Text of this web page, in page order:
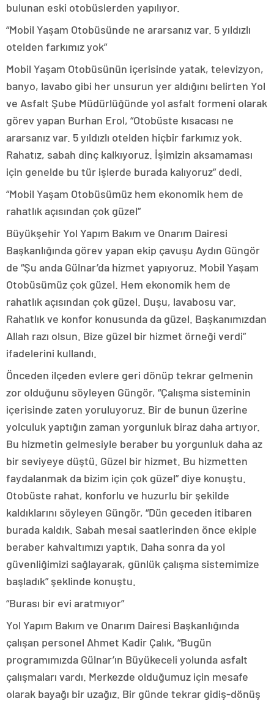
bulunan eski otobüslerden yapılıyor.
“Mobil Yaşam Otobüsünde ne ararsanız var. 5 yıldızlı
otelden farkımız yok”
Mobil Yaşam Otobüsünün içerisinde yatak, televizyon,
banyo, lavabo gibi her unsurun yer aldığını belirten Yol
ve Asfalt Şube Müdürlüğünde yol asfalt formeni olarak
görev yapan Burhan Erol, “Otobüste kısacası ne
ararsanız var. 5 yıldızlı otelden hiçbir farkımız yok.
Rahatız, sabah dinç kalkıyoruz. İşimizin aksamaması
için genelde bu tür işlerde burada kalıyoruz” dedi.
“Mobil Yaşam Otobüsümüz hem ekonomik hem de
rahatlık açısından çok güzel”
Büyükşehir Yol Yapım Bakım ve Onarım Dairesi
Başkanlığında görev yapan ekip çavuşu Aydın Güngör
de “Şu anda Gülnar’da hizmet yapıyoruz. Mobil Yaşam
Otobüsümüz çok güzel. Hem ekonomik hem de
rahatlık açısından çok güzel. Duşu, lavabosu var.
Rahatlık ve konfor konusunda da güzel. Başkanımızdan
Allah razı olsun. Bize güzel bir hizmet örneği verdi”
ifadelerini kullandı.
Önceden ilçeden evlere geri dönüp tekrar gelmenin
zor olduğunu söyleyen Güngör, “Çalışma sisteminin
içerisinde zaten yoruluyoruz. Bir de bunun üzerine
yolculuk yaptığın zaman yorgunluk biraz daha artıyor.
Bu hizmetin gelmesiyle beraber bu yorgunluk daha az
bir seviyeye düştü. Güzel bir hizmet. Bu hizmetten
faydalanmak da bizim için çok güzel” diye konuştu.
Otobüste rahat, konforlu ve huzurlu bir şekilde
kaldıklarını söyleyen Güngör, “Dün geceden itibaren
burada kaldık. Sabah mesai saatlerinden önce ekiple
beraber kahvaltımızı yaptık. Daha sonra da yol
güvenliğimizi sağlayarak, günlük çalışma sistemimize
başladık” şeklinde konuştu.
“Burası bir evi aratmıyor”
Yol Yapım Bakım ve Onarım Dairesi Başkanlığında
çalışan personel Ahmet Kadir Çalık, “Bugün
programımızda Gülnar’ın Büyükeceli yolunda asfalt
çalışmaları vardı. Merkezde olduğumuz için mesafe
olarak bayağı bir uzağız. Bir günde tekrar gidiş-dönüş